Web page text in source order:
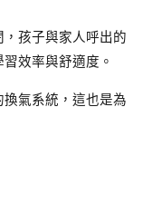
孩子與家人呼出的
效率與舒適度。
氣系統，這也是為